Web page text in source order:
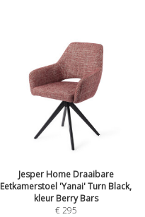
Jesper Home Draaibare
Eetkamerstoel 'Yanai' Turn Black,
kleur Berry Bars
€295